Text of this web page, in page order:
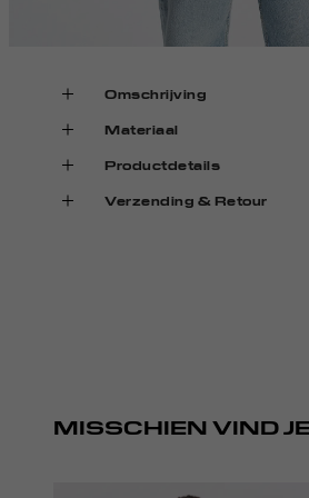
Omschrijving
Materiaal
Productdetails
Verzending & Retour
MISSCHIEN VIND